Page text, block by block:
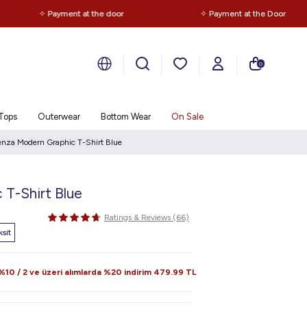
✧ Payment at the door ✧ Payment at the Door
0
Outerwear Bottom Wear On Sale
Modern Graphic T-Shirt Blue
T-Shirt Blue
Ratings & Reviews (66)
/ 2 ve üzeri alımlarda %20 indirim 479.99 TL